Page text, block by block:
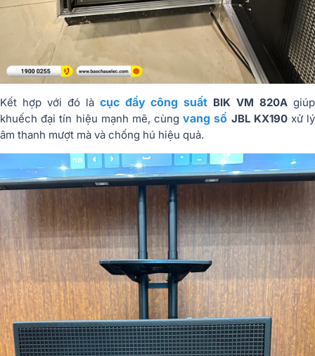
Kết hợp với đó là cục đẩy công suất BIK VM 820A giúp
khuếch đại tín hiệu mạnh mẽ, cùngvang số JBL KX190xử lý
âm thanh mượt mà và chống hú hiệu quả.